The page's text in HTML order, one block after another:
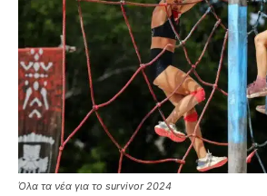
Όλα τα νέα για το survivor 2024